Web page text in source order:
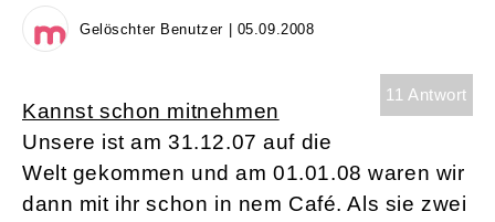
Gelöschter Benutzer | 05.09.2008
11 Antwort
Kannst schon mitnehmen
Unsere ist am 31.12.07 auf die
Welt gekommen und am 01.01.08 waren wir
dann mit ihr schon in nem Café. Als sie zwei